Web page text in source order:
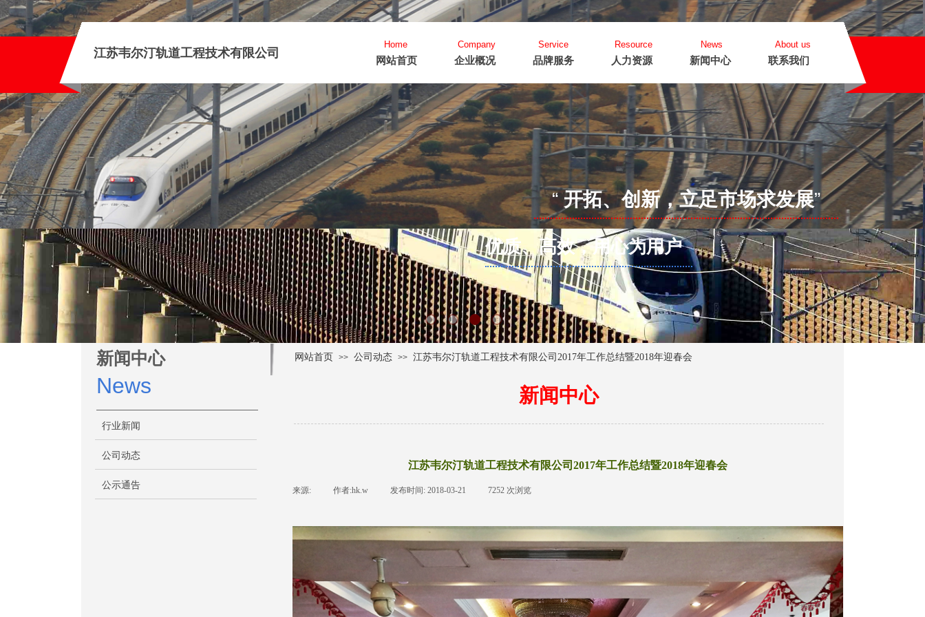
Resource News About us
Service
Company
江苏韦尔汀轨道工程技术有限公司
Home
网站首页 企业概况 品牌服务 人力资源 新闻中心 联系我们
“开拓、创新，立足市场求发展”
优质、高效，用心为用户
新闻中心
News
网站首页 >> 公司动态 >> 江苏韦尔汀轨道工程技术有限公司2017年工作总结暨2018年迎春会
新闻中心
行业新闻
公司动态
公示通告
江苏韦尔汀轨道工程技术有限公司2017年工作总结暨2018年迎春会
来源: 作者:hk.w 发布时间: 2018-03-21 7252 次浏览